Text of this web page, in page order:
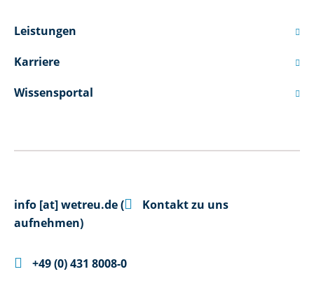
Leistungen 
Karriere 
Wissensportal 
info [at]wetreu.de(
Kontakt zu uns
aufnehmen)
 +49 (0) 431 8008-0